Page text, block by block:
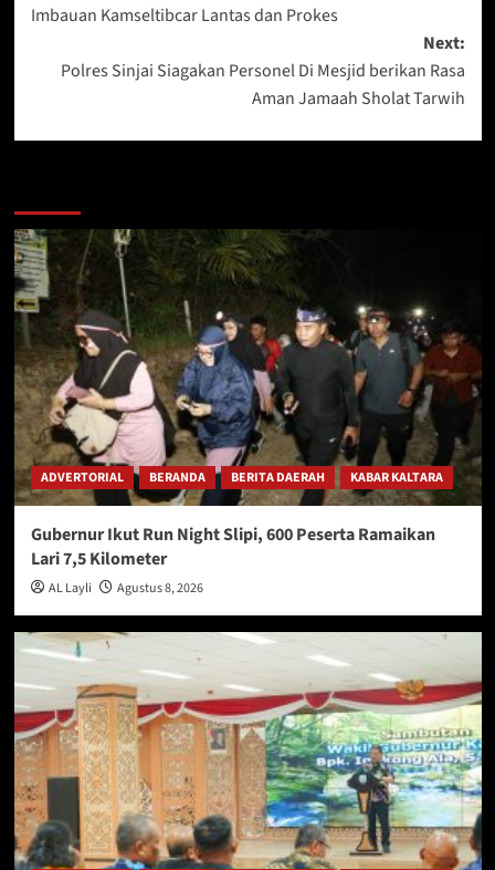
Imbauan Kamseltibcar Lantas dan Prokes
Next:
Polres Sinjai Siagakan Personel Di Mesjid berikan Rasa
Aman Jamaah Sholat Tarwih
ADVERTORIAL BERANDA BERITA DAERAH KABAR KALTARA
Gubernur Ikut Run Night Slipi, 600 Peserta Ramaikan
Lari 7,5 Kilometer
AL Layli Agustus 8, 2026